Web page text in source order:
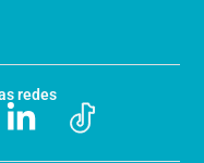
redes